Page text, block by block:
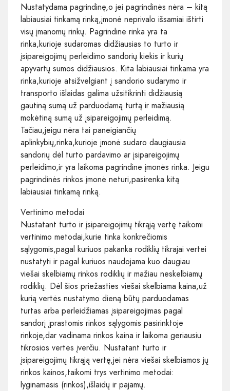
Nustatydama pagrindinę,o jei pagrindinės nėra – kitą
labiausiai tinkamą rinką,įmonė neprivalo išsamiai ištirti
visų įmanomų rinkų. Pagrindinė rinka yra ta
rinka,kurioje sudaromas didžiausias to turto ir
įsipareigojimų perleidimo sandorių kiekis ir kurių
apyvartų sumos didžiausios. Kita labiausiai tinkama yra
rinka,kurioje atsižvelgiant į sandorio sudarymo ir
transporto išlaidas galima užsitikrinti didžiausią
gautiną sumą už parduodamą turtą ir mažiausią
mokėtiną sumą už įsipareigojimų perleidimą.
Tačiau,jeigu nėra tai paneigiančių
aplinkybių,rinka,kurioje įmonė sudaro daugiausia
sandorių dėl turto pardavimo ar įsipareigojimų
perleidimo,ir yra laikoma pagrindine įmonės rinka. Jeigu
pagrindinės rinkos įmonė neturi,pasirenka kitą
labiausiai tinkamą rinką.
Vertinimo metodai
Nustatant turto ir įsipareigojimų tikrąją vertę taikomi
vertinimo metodai,kurie tinka konkrečiomis
sąlygomis,pagal kuriuos pakanka rodiklių tikrajai vertei
nustatyti ir pagal kuriuos naudojama kuo daugiau
viešai skelbiamų rinkos rodiklių ir mažiau neskelbiamų
rodiklių. Dėl šios priežasties viešai skelbiama kaina,už
kurią vertės nustatymo dieną būtų parduodamas
turtas arba perleidžiamas įsipareigojimas pagal
sandorį įprastomis rinkos sąlygomis pasirinktoje
rinkoje,dar vadinama rinkos kaina ir laikoma geriausiu
tikrosios vertės įverčiu. Nustatant turto ir
įsipareigojimų tikrąją vertę,jei nėra viešai skelbiamos jų
rinkos kainos,taikomi trys vertinimo metodai:
lyginamasis (rinkos),išlaidų ir pajamų.